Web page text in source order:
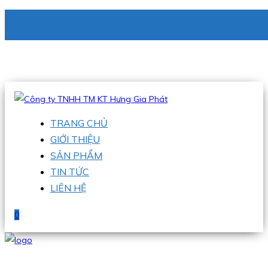
Hotline:0938 336 079
TRANG CHỦ
GIỚI THIỆU
SẢN PHẨM
TIN TỨC
LIÊN HỆ
0